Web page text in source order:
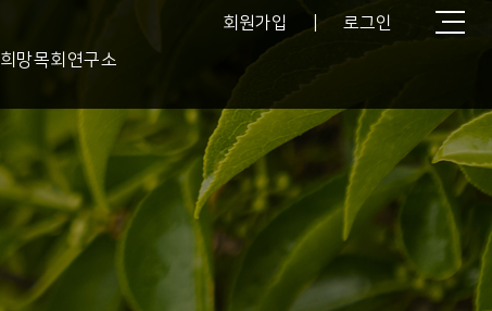
희망목회연구소
회원가입 로그인